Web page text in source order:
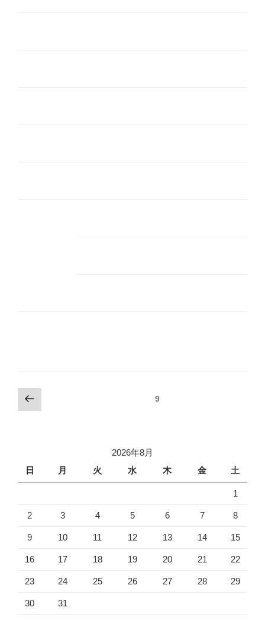
投
稿
ー
ョ
前
の
ページ9
2026年8月
日
月 火 水 木 金 土
1
2 3 4 5 6 7 8
9 10 11 12 13 14 15
16 17 18 19 20 21 22
23 24 25 26 27 28 29
30 31